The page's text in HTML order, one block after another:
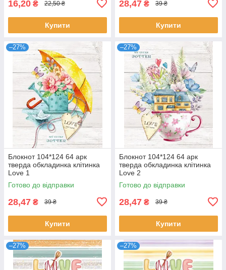
16,20 ₴ 22,50 ₴
Купити
28,47 ₴ 39 ₴
Купити
–27%
Блокнот 104*124 64 арк
тверда обкладинка клітинка
Love 1
Готово до відправки
28,47 ₴ 39 ₴
Купити
–27%
Блокнот 104*124 64 арк
тверда обкладинка клітинка
Love 2
Готово до відправки
28,47 ₴ 39 ₴
Купити
–27% –27%